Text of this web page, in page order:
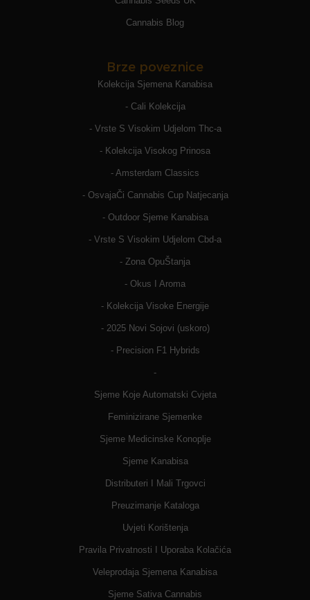
Cannabis Blog
Brze poveznice
Kolekcija Sjemena Kanabisa
- Cali Kolekcija
- Vrste S Visokim Udjelom Thc-a
- Kolekcija Visokog Prinosa
- Amsterdam Classics
- OsvajaČi Cannabis Cup Natjecanja
- Outdoor Sjeme Kanabisa
- Vrste S Visokim Udjelom Cbd-a
- Zona OpuŠtanja
- Okus I Aroma
- Kolekcija Visoke Energije
- 2025 Novi Sojovi (uskoro)
- Precision F1 Hybrids
-
Sjeme Koje Automatski Cvjeta
Feminizirane Sjemenke
Sjeme Medicinske Konoplje
Sjeme Kanabisa
Distributeri I Mali Trgovci
Preuzimanje Kataloga
Uvjeti Korištenja
Pravila Privatnosti I Uporaba Kolačića
Veleprodaja Sjemena Kanabisa
Sjeme Sativa Cannabis